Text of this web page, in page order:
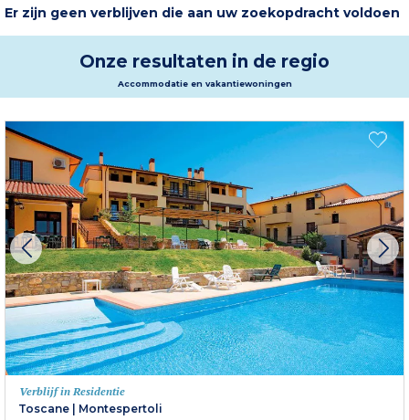
Er zijn geen verblijven die aan uw zoekopdracht voldoen
Onze resultaten in de regio
Accommodatie en vakantiewoningen
Verblijf in Residentie
Toscane
Montespertoli